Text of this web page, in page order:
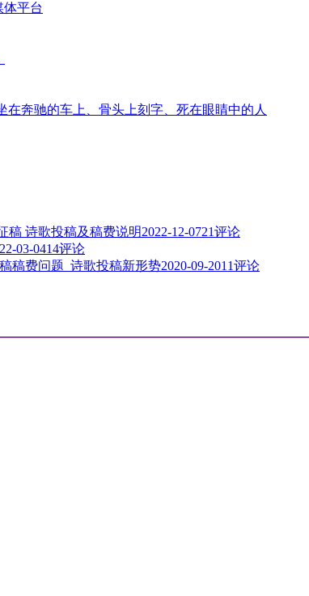
平台
奔驰的车上、骨头上刻字、死在眼睛中的人
稿 诗歌投稿及稿费说明2022-12-0721评论
03-0414评论
稿费问题_诗歌投稿新形势2020-09-2011评论